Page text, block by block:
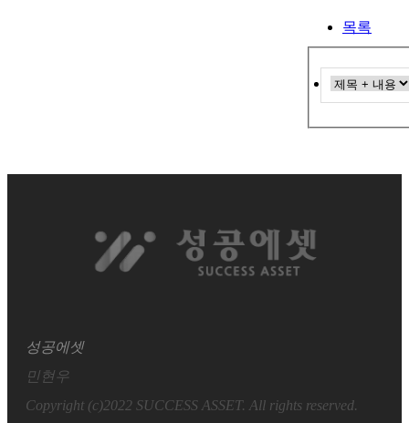
목록
성공에셋
민현우
Copyright (c)2022 SUCCESS ASSET. All rights reserved.